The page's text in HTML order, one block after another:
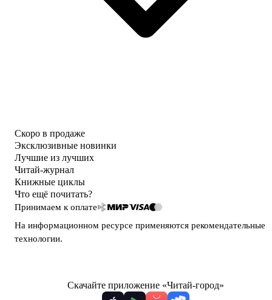
Скоро в продаже
Эксклюзивные новинки
Лучшие из лучших
Читай-журнал
Книжные циклы
Что ещё почитать?
Принимаем к оплате
На информационном ресурсе применяются рекомендательные
технологии.
Скачайте приложение «Читай-город»